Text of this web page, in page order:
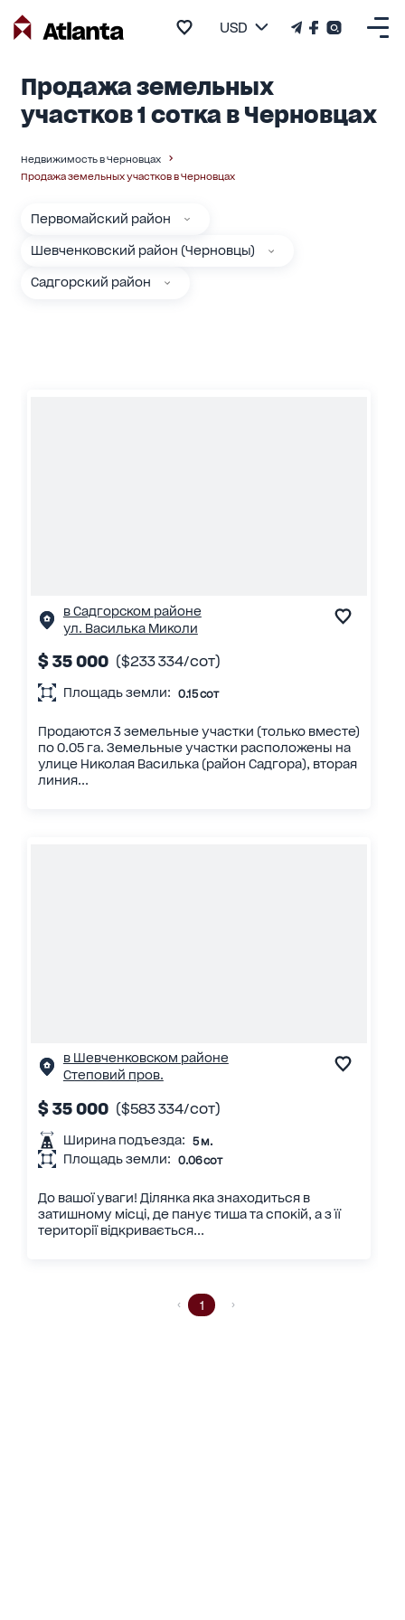
USD
Продажа земельных
участков 1 сотка в Черновцах
Недвижимость в Черновцах
Продажа земельных участков в Черновцах
Первомайский район
Шевченковский район (Черновцы)
Садгорский район
в Садгорском районе
ул. Василька Миколи
$ 35 000 ($233 334/сот)
Площадь земли: 0.15 сот
Продаются 3 земельные участки (только вместе)
по 0.05 га. Земельные участки расположены на
улице Николая Василька (район Садгора), вторая
линия...
в Шевченковском районе
Степовий пров.
$ 35 000 ($583 334/сот)
Ширина подъезда: 5 м.
Площадь земли: 0.06 сот
До вашої уваги! Ділянка яка знаходиться в
затишному місці, де панує тиша та спокій, а з її
території відкривається...
1